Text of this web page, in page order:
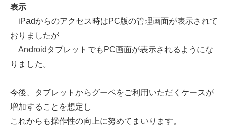
表示
iPadからのアクセス時はPC版の管理画面が表示されて
おりましたが
AndroidタブレットでもPC画面が表示されるようにな
りました。
今後、タブレットからグーペをご利用いただくケースが
増加することを想定し
これからも操作性の向上に努めてまいります。